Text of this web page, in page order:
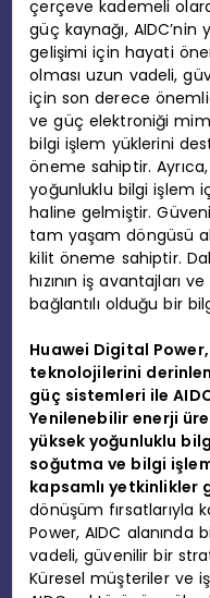
çerçeve kademeli
güç kaynağı,
gelişimi için hayati
olması uzun vadeli,
için son derece
ve güç elektroniği
bilgi işlem yüklerini
öneme sahiptir.
yoğunluklu bilgi işlem
haline gelmiştir.
tam yaşam döngüsü
kilit öneme sahiptir.
hızının iş avantajları
bağlantılı olduğu bir
Huawei Digital
teknolojilerini
güç sistemleri ile
Yenilenebilir enerji
yüksek yoğunluklu
soğutma ve bilgi
kapsamlı yetkinlikler
dönüşüm fırsatlarıyla
Power, AIDC alanında
vadeli, güvenilir bir
Küresel müşteriler ve